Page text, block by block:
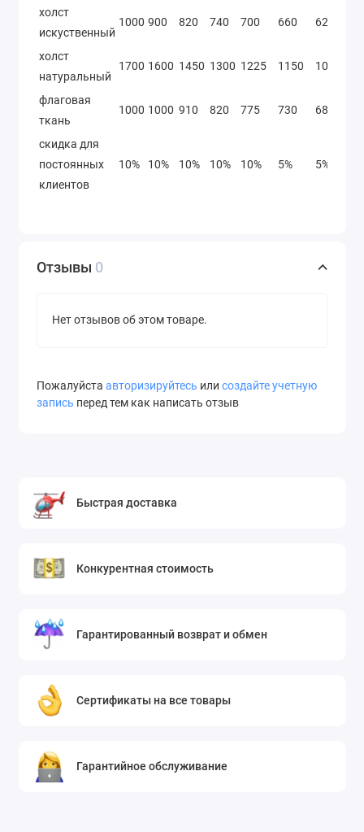
холст
искуственный
1000 900 820 740 700 660 620
холст
натуральный
1700 1600 1450 1300 1225 1150 1075
флаговая
ткань
1000 1000 910 820 775 730 685
скидка для
постоянных
клиентов
10% 10% 10% 10% 10% 5% 5%
Отзывы 0
Нет отзывов об этом товаре.
Пожалуйста авторизируйтесь или создайте учетную
запись перед тем как написать отзыв
Быстрая доставка
Конкурентная стоимость
Гарантированный возврат и обмен
Сертификаты на все товары
Гарантийное обслуживание